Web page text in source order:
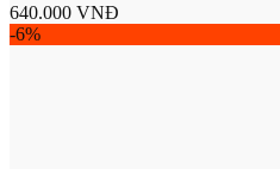
640.000 VNĐ
-6%